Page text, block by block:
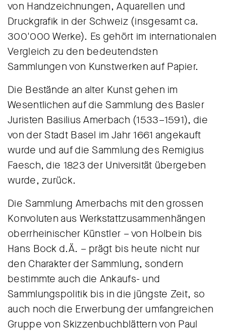
von Handzeichnungen, Aquarellen und
Druckgrafik in der Schweiz (insgesamt ca.
300'000 Werke). Es gehört im internationalen
Vergleich zu den bedeutendsten
Sammlungen von Kunstwerken auf Papier.
Die Bestände an alter Kunst gehen im
Wesentlichen auf die Sammlung des Basler
Juristen Basilius Amerbach (1533–1591), die
von der Stadt Basel im Jahr 1661 angekauft
wurde und auf die Sammlung des Remigius
Faesch, die 1823 der Universität übergeben
wurde, zurück.
Die Sammlung Amerbachs mit den grossen
Konvoluten aus Werkstattzusammenhängen
oberrheinischer Künstler – von Holbein bis
Hans Bock d.Ä. – prägt bis heute nicht nur
den Charakter der Sammlung, sondern
bestimmte auch die Ankaufs- und
Sammlungspolitik bis in die jüngste Zeit, so
auch noch die Erwerbung der umfangreichen
Gruppe von Skizzenbuchblättern von Paul